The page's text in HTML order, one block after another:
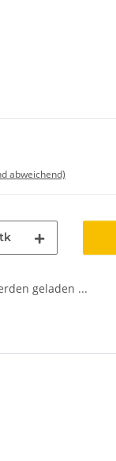
abweichend)
geladen ...